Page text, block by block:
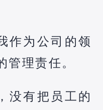
作为公司的领
管理责任。
没有把员工的